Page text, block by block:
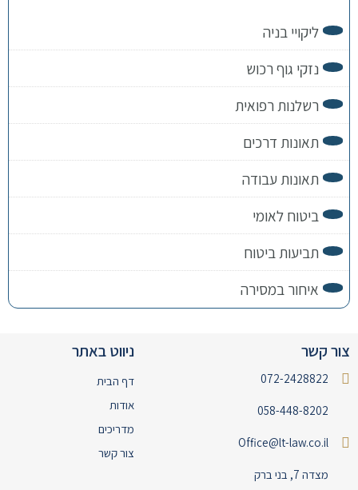
ליקויי בניה
נזקי גוף רכוש
רשלנות רפואית
תאונות דרכים
תאונות עבודה
ביטוח לאומי
תביעות ביטוח
איחור במסירה
צור קשר
072-2428822
058-448-8202
Office@lt-law.co.il
מצדה 7, בני ברק
ניווט באתר
דף הבית
אודות
מדריכים
צור קשר